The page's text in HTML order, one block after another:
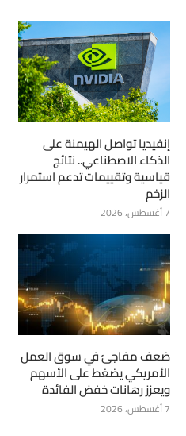
إنفيديا تواصل الهيمنة على
الذكاء الاصطناعي.. نتائج
قياسية وتقييمات تدعم استمرار
الزخم
7 أغسطس، 2026
ضعف مفاجئ في سوق العمل
الأمريكي يضغط على الأسهم
ويعزز رهانات خفض الفائدة
7 أغسطس، 2026